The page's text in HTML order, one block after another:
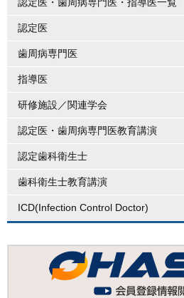
認定医
歯周病専門医
指導医
研修施設／関連学会
認定医・歯周病専門医教育講演
認定歯科衛生士
歯科衛生士教育講演
ICD(Infection Control Doctor)